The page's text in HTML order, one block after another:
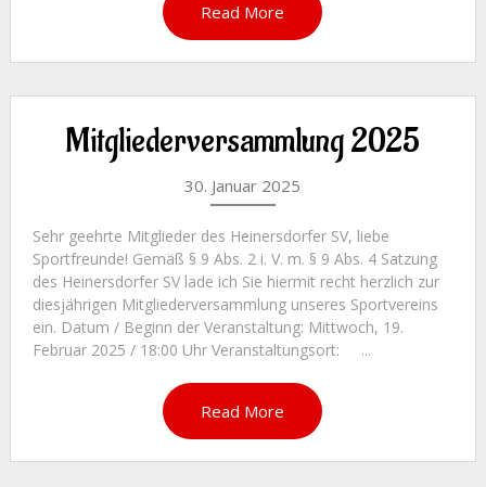
Read More
Mitgliederversammlung 2025
30. Januar 2025
Sehr geehrte Mitglieder des Heinersdorfer SV, liebe
Sportfreunde! Gemäß § 9 Abs. 2 i. V. m. § 9 Abs. 4 Satzung
des Heinersdorfer SV lade ich Sie hiermit recht herzlich zur
diesjährigen Mitgliederversammlung unseres Sportvereins
ein. Datum / Beginn der Veranstaltung: Mittwoch, 19.
Februar 2025 / 18:00 Uhr Veranstaltungsort: ...
Read More